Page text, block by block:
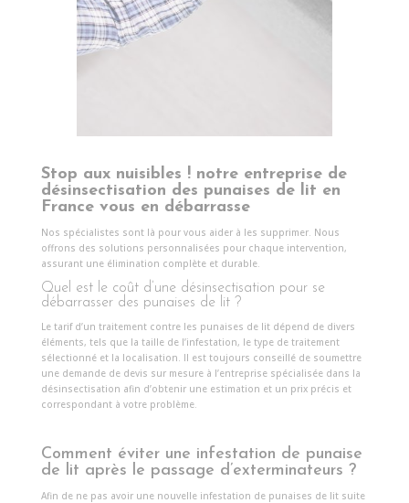
Stop aux nuisibles !notre entreprise de
désinsectisation des punaises de lit en
France vous en débarrasse
Nos spécialistes sont là pour vous aider à les supprimer. Nous
offrons des solutions personnalisées pour chaque intervention,
assurant une élimination complète et durable.
Quel est le coût d’une désinsectisation pour se
débarrasser des punaises de lit ?
Le tarif d’un traitement contre les punaises de lit dépend de divers
éléments, tels que la taille de l’infestation, le type de traitement
sélectionné et la localisation. Il est toujours conseillé de soumettre
une demande de devis sur mesure à l’entreprise spécialisée dans la
désinsectisation afin d’obtenir une estimation et un prix précis et
correspondant à votre problème.
Comment éviter une infestation de punaise
de lit après le passage d’exterminateurs ?
Afin de ne pas avoir une nouvelle infestation de punaises de lit suite